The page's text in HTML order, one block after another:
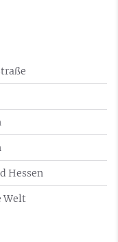
Hessen
Welt